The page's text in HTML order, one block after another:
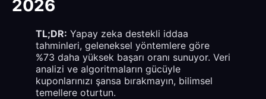
2026
TL;DR: Yapay zeka destekli iddaa
tahminleri, geleneksel yöntemlere göre
%73 daha yüksek başarı oranı sunuyor. Veri
analizi ve algoritmaların gücüyle
kuponlarınızı şansa bırakmayın, bilimsel
temellere oturtun.